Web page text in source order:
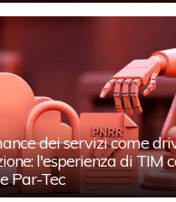
dei servizi come
l'esperienza di TIM
Par-Tec